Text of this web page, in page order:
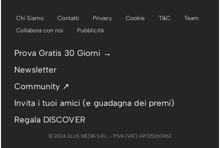
Chi Siamo Contatti Privacy Cookie T&C
Team
Collabora con noi
Pubblicità
Prova Gratis 30 Giorni →
Newsletter
Community ↗
Invita i tuoi amici (e guadagna dei premi)
Regala DISCOVER
© 2024 ELLIS MEDIA S.R.L. - P.IVA (VAT) 09725260963